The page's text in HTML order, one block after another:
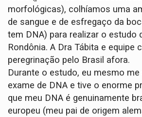
morfológicas), colhíamos uma
de sangue e de esfregaço da
tem DNA) para realizar o estudo
Rondônia. A Dra Tábita e equipe
peregrinação pelo Brasil afora.
Durante o estudo, eu mesmo
exame de DNA e tive o enorme
que meu DNA é genuinamente
europeu (meu pai de origem